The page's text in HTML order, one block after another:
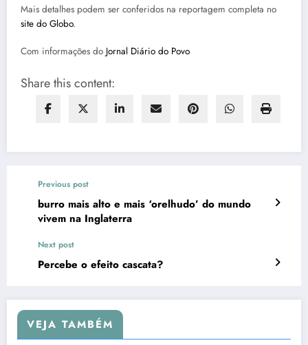
Mais detalhes podem ser conferidos na reportagem completa no
site do Globo.
Com informações do Jornal Diário do Povo
Share this content:
Previous post
burro mais alto e mais ‘orelhudo’ do mundo
vivem na Inglaterra
Next post
Percebe o efeito cascata?
VEJA TAMBÉM